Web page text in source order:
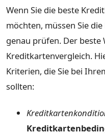
Wenn Sie die beste
möchten, müssen Sie die
genau prüfen. Der beste
Kreditkartenvergleich.
Kriterien, die Sie bei
sollten: